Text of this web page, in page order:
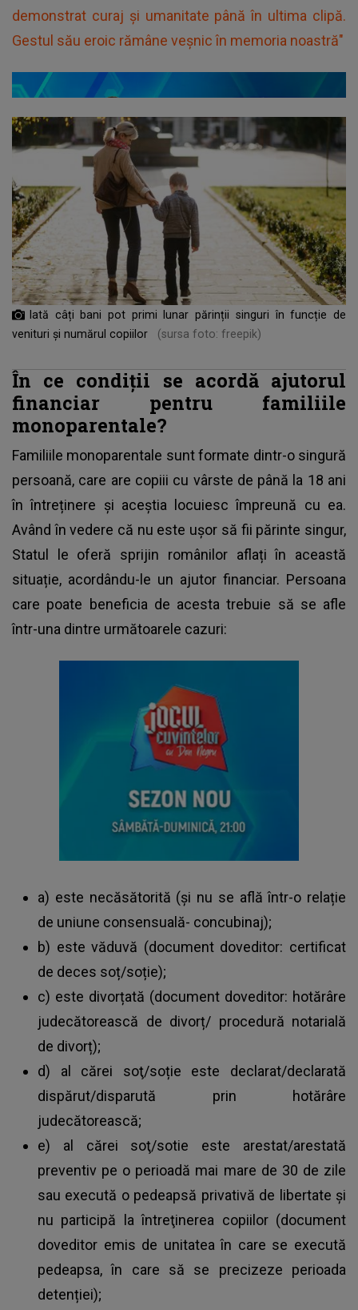
demonstrat curaj și umanitate până în ultima clipă.
Gestul său eroic rămâne veșnic în memoria noastră"
Iată câți bani pot primi lunar părinții singuri în funcție de
venituri și numărul copiilor
(sursa foto: freepik)
În ce condiții se acordă ajutorul
financiar pentru familiile
monoparentale?
Familiile monoparentale sunt formate dintr-o singură
persoană, care are copiii cu vârste de până la 18 ani
în întreținere și aceștia locuiesc împreună cu ea.
Având în vedere că nu este ușor să fii părinte singur,
Statul le oferă sprijin românilor aflați în această
situație, acordându-le un ajutor financiar. Persoana
care poate beneficia de acesta trebuie să se afle
într-una dintre următoarele cazuri:
a) este necăsătorită (și nu se află într-o relație
de uniune consensuală- concubinaj);
b) este văduvă (document doveditor: certificat
de deces soț/soție);
c) este divorțată (document doveditor: hotărâre
judecătorească de divorț/ procedură notarială
de divorț);
d) al cărei soţ/soție este declarat/declarată
dispărut/disparută prin hotărâre
judecătorească;
e) al cărei soţ/sotie este arestat/arestată
preventiv pe o perioadă mai mare de 30 de zile
sau execută o pedeapsă privativă de libertate şi
nu participă la întreţinerea copiilor (document
doveditor emis de unitatea în care se execută
pedeapsa, în care să se precizeze perioada
detenției);